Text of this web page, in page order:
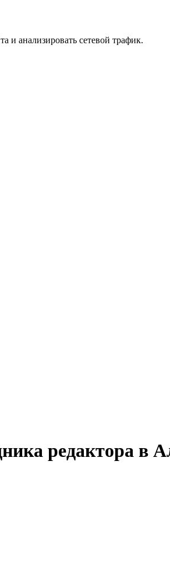
и анализировать сетевой трафик.
редактора в